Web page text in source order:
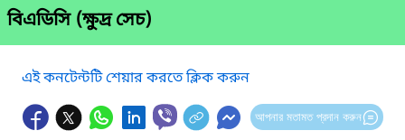
বিএডিসি (ক্ষুদ্র সেচ)
এই কনটেন্টটি শেয়ার করতে ক্লিক করুন
আপনার মতামত প্রদান করুন